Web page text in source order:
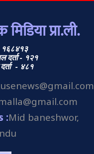
प्रा.ली.
१६८४१३
दर्ता - १२१
- ४८१
:Mid baneshwor,